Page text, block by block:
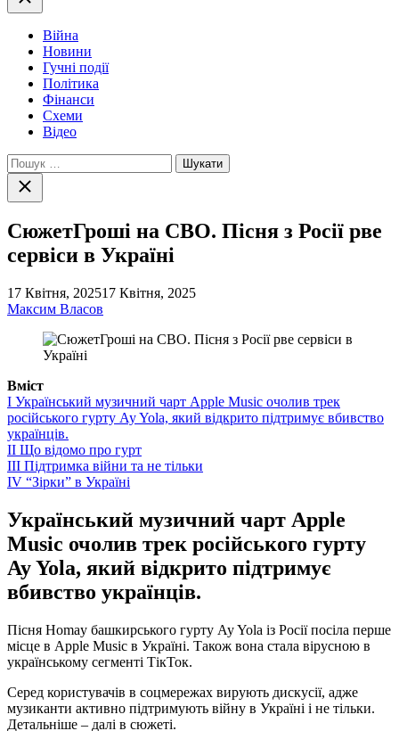
Війна
Новини
Гучні події
Політика
Фінанси
Схеми
Відео
Пошук:
Закрити
пошук
СюжетГроші на СВО. Пісня з Росії рве
сервіси в Україні
17 Квітня, 202517 Квітня, 2025
Максим Власов
Вміст
I Український музичний чарт Apple Music очолив трек
російського гурту Ay Yola, який відкрито підтримує вбивство
українців.
II Що відомо про гурт
III Підтримка війни та не тільки
IV “Зірки” в Україні
Український музичний чарт Apple
Music очолив трек російського гурту
Ay Yola, який відкрито підтримує
вбивство українців.
Пісня Homay башкирського гурту Ay Yola із Росії посіла перше
місце в Apple Music в Україні. Також вона стала вірусною в
українському сегменті ТікТок.
Серед користувачів в соцмережах вирують дискусії, адже
музиканти активно підтримують війну в Україні і не тільки.
Детальніше – далі в сюжеті.